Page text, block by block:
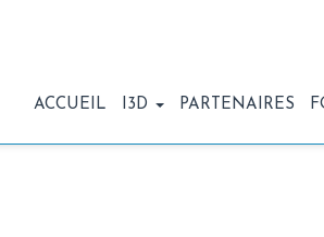
ACCUEIL I3D PARTENAIRES